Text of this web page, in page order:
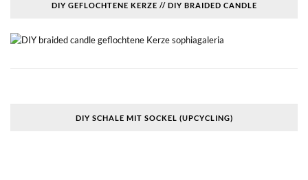
DIY GEFLOCHTENE KERZE // DIY BRAIDED CANDLE
DIY SCHALE MIT SOCKEL (UPCYCLING)